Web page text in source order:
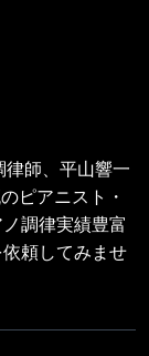
律師、平山響一
ピアニスト・
調律実績豊富
頼してみませ